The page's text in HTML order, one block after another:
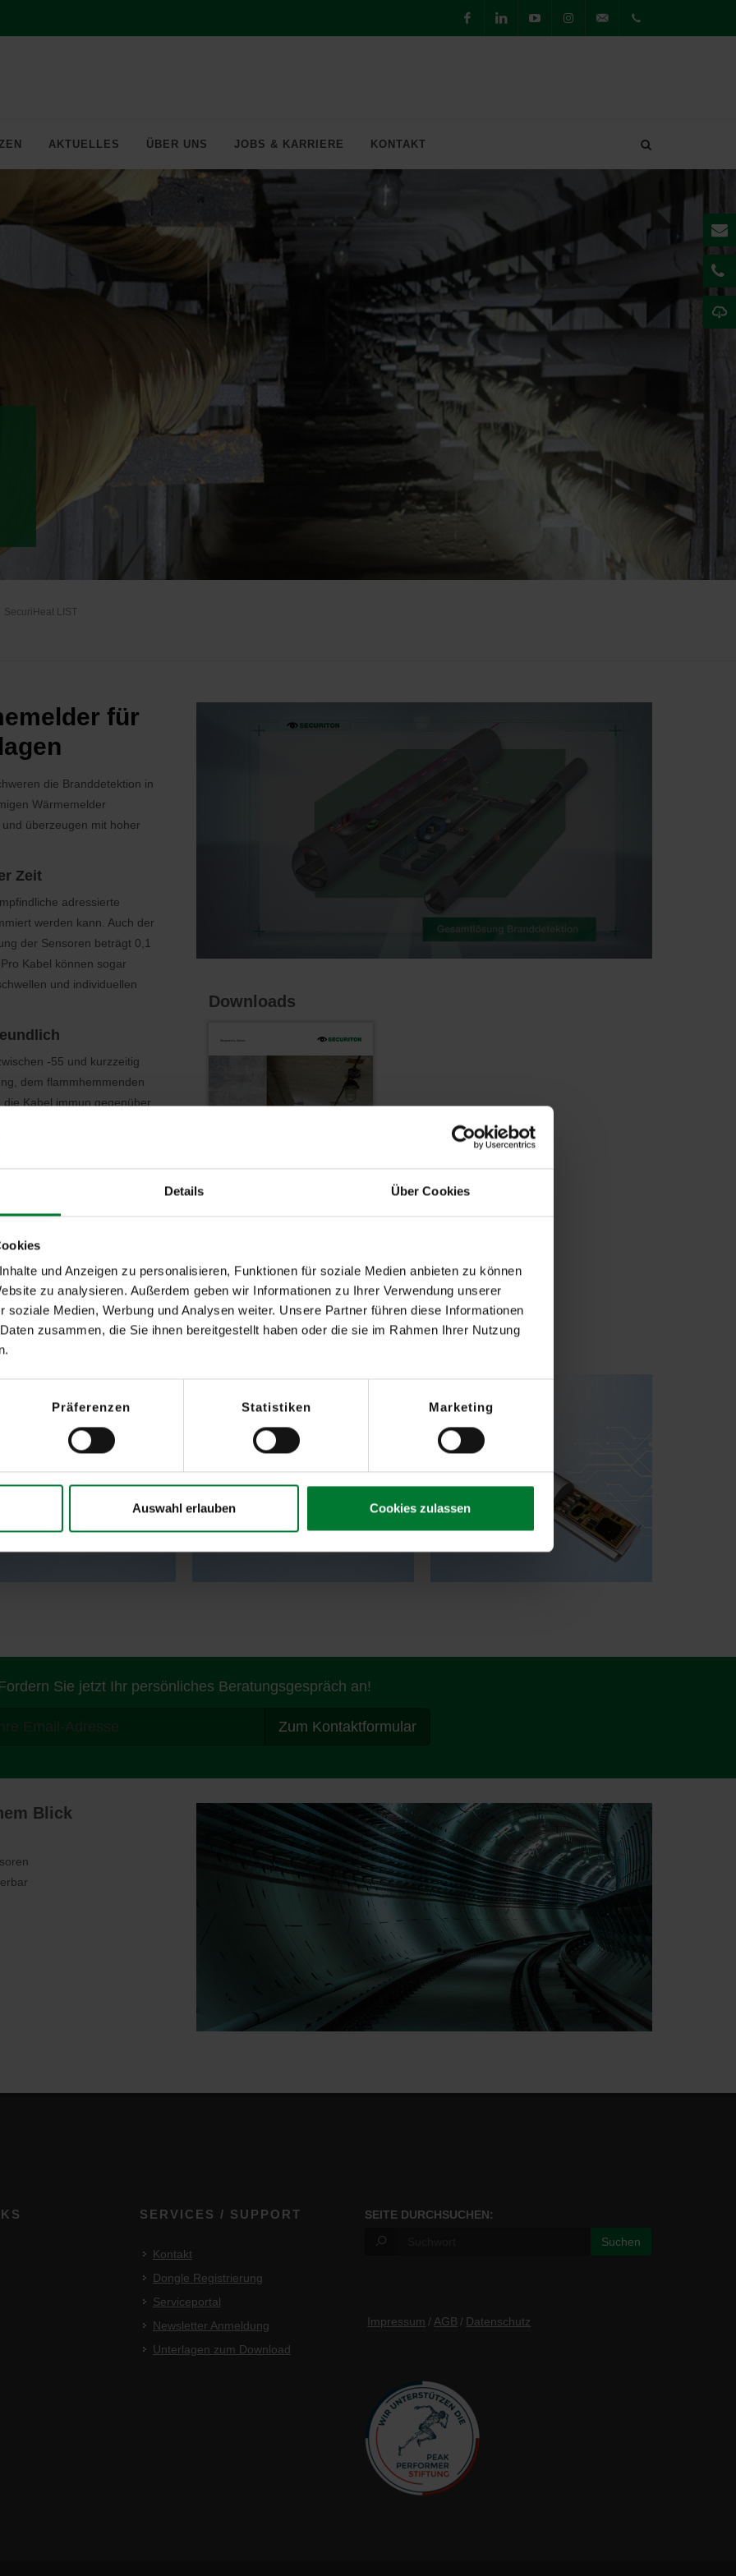
Details Über Cookies
und Anzeigen zu personalisieren, Funktionen für soziale Medien anbieten zu können
zu analysieren. Außerdem geben wir Informationen zu Ihrer Verwendung unserer
soziale Medien, Werbung und Analysen weiter. Unsere Partner führen diese Informationen
zusammen, die Sie ihnen bereitgestellt haben oder die sie im Rahmen Ihrer Nutzung
Präferenzen Statistiken Marketing
Auswahl erlauben Cookies zulassen
AKTUELLES ÜBER UNS JOBS & KARRIERE KONTAKT
SecuriHeat LIST
für
die Branddetektion in
Wärmemelder
überzeugen mit hoher
Zeit
adressierte
werden kann. Auch der
der Sensoren beträgt 0,1
Kabel können sogar
und individuellen
-55 und kurzzeitig
dem flammhemmenden
Kabel immun gegenüber
und die
SecuriHeat LIST
oder am PC und
20 garantiert maximale
Strecken von bis zu 3200
SEC 15 wird vor
eingesetzt.
Downloads
Prospekt LIST
Sie jetzt Ihr persönliches Beratungsgespräch an!
Zum Kontaktformular
Blick
SERVICES / SUPPORT
Kontakt
Dongle Registrierung
Serviceportal
Newsletter Anmeldung
Unterlagen zum Download
SEITE DURCHSUCHEN:
Impressum / AGB / Datenschutz